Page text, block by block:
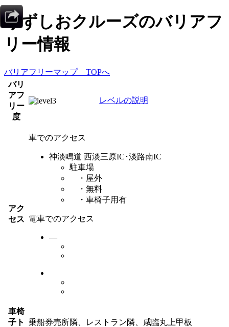
うずしおクルーズのバリアフ
リー情報
バリアフリーマップ TOPへ
バリ
アフ
リー
度
レベルの説明
アク
セス
車でのアクセス
神淡鳴道 西淡三原IC･淡路南IC
駐車場
・屋外
・無料
・車椅子用有
電車でのアクセス
―
車椅
子ト
乗船券売所隣、レストラン隣、咸臨丸上甲板